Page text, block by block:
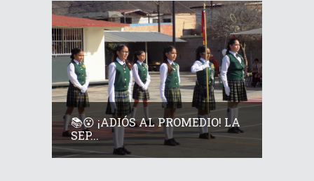
📚😮 ¡ADIÓS AL PROMEDIO! LA
SEP...